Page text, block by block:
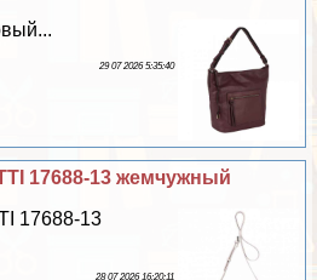
29 07 2026 5:35:40
17688-13 жемчужный
17688-13
28 07 2026 16:20:11